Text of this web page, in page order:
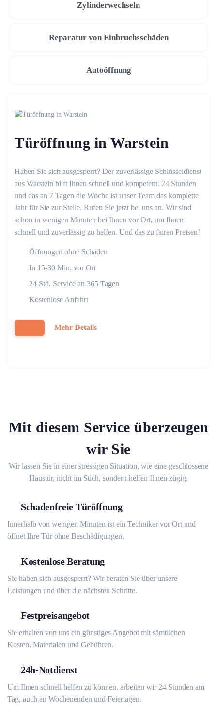
Zylinderwechseln
Reparatur von Einbruchsschäden
Autoöffnung
Türöffnung in Warstein
Haben Sie sich ausgesperrt? Der zuverlässige Schlüsseldienst
aus Warstein hilft Ihnen schnell und kompetent. 24 Stunden
und das an 7 Tagen die Woche ist unser Team das komplette
Jahr für Sie zur Stelle. Rufen Sie jetzt bei uns an. Wir sind
schon in wenigen Minuten bei Ihnen vor Ort, um Ihnen
schnell und zuverlässig zu helfen. Und das zu fairen Preisen!
Öffnungen ohne Schäden
In 15-30 Min. vor Ort
24 Std. Service an 365 Tagen
Kostenlose Anfahrt
Mehr Details
Mit diesem Service überzeugen
wir Sie
Wir lassen Sie in einer stressigen Situation, wie eine geschlossene
Haustür, nicht im Stich, sondern helfen Ihnen zügig.
Schadenfreie Türöffnung
Innerhalb von wenigen Minuten ist ein Techniker vor Ort und
öffnet Ihre Tür ohne Beschädigungen.
Kostenlose Beratung
Sie haben sich ausgesperrt? Wir beraten Sie über unsere
Leistungen und über die nächsten Schritte.
Festpreisangebot
Sie erhalten von uns ein günstiges Angebot mit sämtlichen
Kosten, Materialen und Gebühren.
24h-Notdienst
Um Ihnen schnell helfen zu können, arbeiten wir 24 Stunden am
Tag, auch an Wochenenden und Feiertagen.